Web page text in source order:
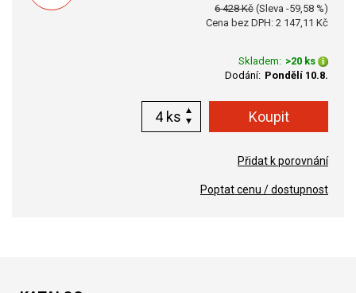
6 428 Kč (Sleva -59,58 %)
Cena bez DPH: 2 147,11 Kč
Skladem: >20 ks
Dodání: Pondělí 10.8.
ks
Přidat k porovnání
Poptat cenu / dostupnost